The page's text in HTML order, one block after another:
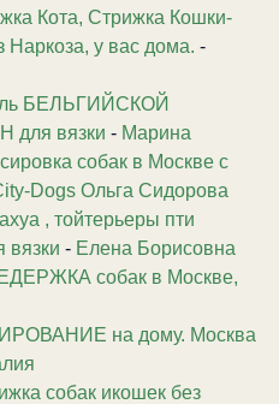
Кота, Стрижка Кошки-
Наркоза, у вас дома. -
БЕЛЬГИЙСКОЙ
вязки - Марина
собак в Москве с
Dogs Ольга Сидорова
, тойтерьеры пти
вязки - Елена Борисовна
собак в Москве,
на дому. Москва
собак икошек без